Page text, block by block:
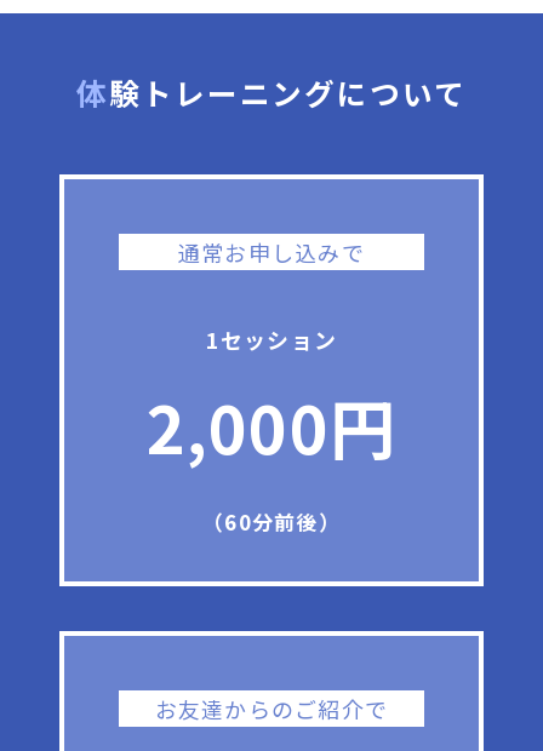
体験トレーニングについて
通常お申し込みで
1セッション
2,000円
（60分前後）
お友達からのご紹介で